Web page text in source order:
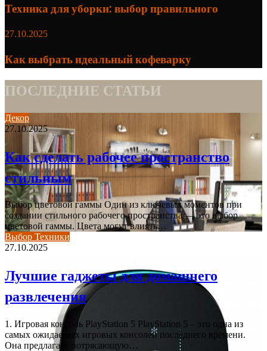
Техника для уборки: выбор правильного
27.10.2025
Как выбрать идеальный кофеварку
ПОСЛЕДНИЕ СТАТЬИ
Декор
27.10.2025
Как сделать рабочее пространство
стильным
Выбор цветовой гаммы Один из ключевых моментов при
создании стильного рабочего пространства — это выбор
цветовой гаммы. Цвета могут влиять…
Выбор Техники
27.10.2025
Лучшие гаджеты для домашнего
развлечения
1. Игровая консоль PlayStation 5 PlayStation 5 – это одна из
самых ожидаемых игровых консолей последнего времени.
Она предлагает потрясающую…